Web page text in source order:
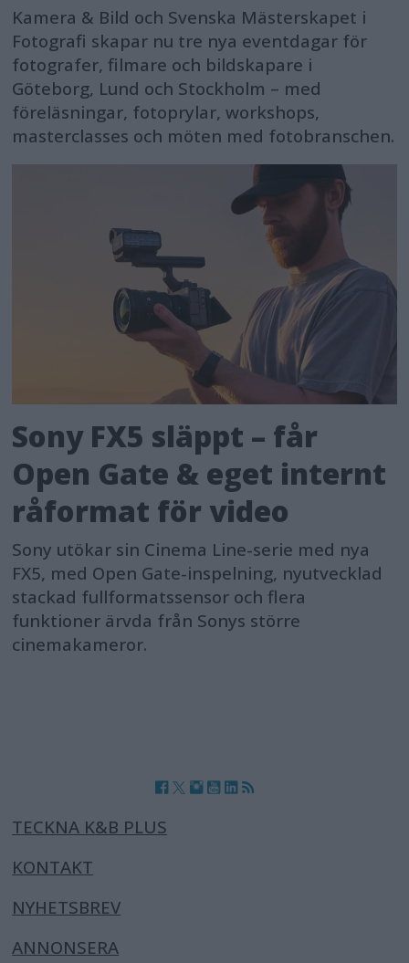
Kamera & Bild och Svenska Mästerskapet i
Fotografi skapar nu tre nya eventdagar för
fotografer, filmare och bildskapare i
Göteborg, Lund och Stockholm – med
föreläsningar, fotoprylar, workshops,
masterclasses och möten med fotobranschen.
Sony FX5 släppt – får
Open Gate & eget internt
råformat för video
Sony utökar sin Cinema Line-serie med nya
FX5, med Open Gate-inspelning, nyutvecklad
stackad fullformatssensor och flera
funktioner ärvda från Sonys större
cinemakameror.
TECKNA K&B PLUS
KONTAKT
NYHETSBREV
ANNONSERA